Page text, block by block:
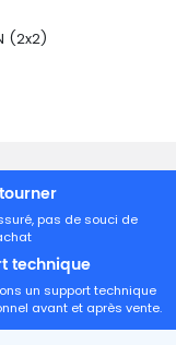
(2x2)
pas de souci de
technique
un support technique
avant et après vente.